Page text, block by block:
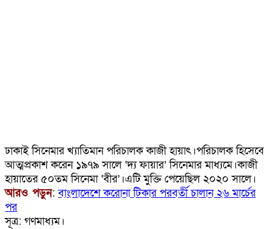
ঢাকাই সিনেমার খ্যাতিমান পরিচালক কাজী হায়াৎ।পরিচালক হিসেবে
আত্মপ্রকাশ করেন ১৯৭৯ সালে ‘দ্য ফায়ার’ সিনেমার মাধ্যমে।কাজী
হায়াতের ৫০তম সিনেমা ‘বীর’।এটি মুক্তি পেয়েছিল ২০২০ সালে।
আরও পড়ুন:বাংলাদেশে করোনা টিকার পরবর্তী চালান ২৬ মার্চের
পর
সূত্র: গণমাধ্যম।